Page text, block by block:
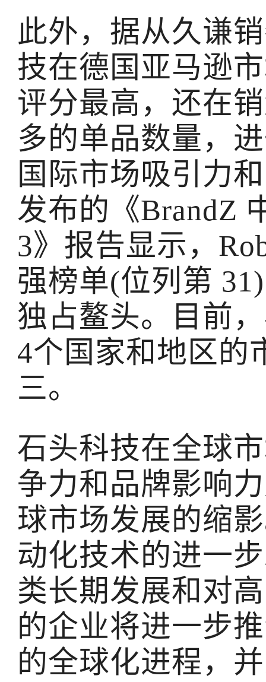
此外，据从久谦
技在德国亚马逊
评分最高，还在
多的单品数量，
国际市场吸引力
发布的《BrandZ
3》报告显示，
强榜单(位列第
独占鳌头。目前
4个国家和地区的
三。
石头科技在全球
争力和品牌影响
球市场发展的缩
动化技术的进一
类长期发展和对
的企业将进一步
的全球化进程，